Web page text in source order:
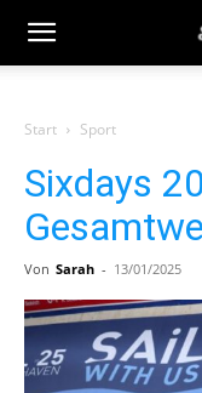
Start Sport
Sixdays
Von Sarah - 13/01/2025